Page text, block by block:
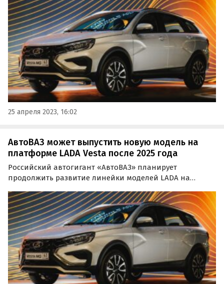
журналистам президент компании Максим Соколов в
ходе Международной промышленной выставки
«Иннопром.
25 апреля 2023, 16:02
АвтоВАЗ может выпустить новую модель на
платформе LADA Vesta после 2025 года
Российский автогигант «АвтоВАЗ» планирует
продолжить развитие линейки моделей LADA на
году. Об этом сообщил «Ведомостям» представитель
компании. Подробности о новой модели уточнены не
были.